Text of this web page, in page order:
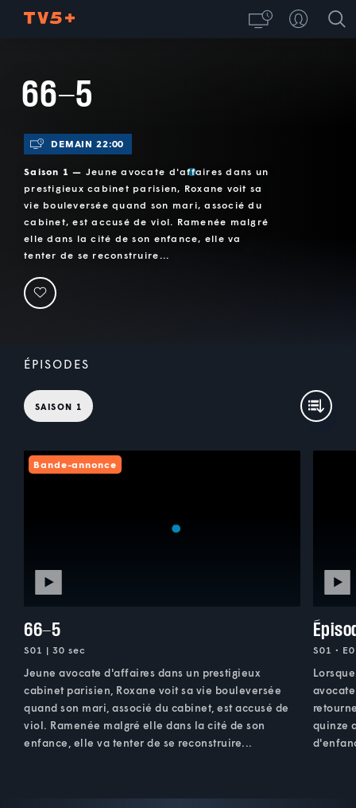
66-5
DEMAIN 22:00
Saison 1 — Jeune avocate d'affaires dans un
prestigieux cabinet parisien, Roxane voit sa
vie bouleversée quand son mari, associé du
cabinet, est accusé de viol. Ramenée malgré
elle dans la cité de son enfance, elle va
tenter de se reconstruire...
ÉPISODES
SAISON 1
Bande-annonce
66-5
S01 | 30 sec
Jeune avocate d'affaires dans un prestigieux
cabinet parisien, Roxane voit sa vie bouleversée
quand son mari, associé du cabinet, est accusé de
viol. Ramenée malgré elle dans la cité de son
enfance, elle va tenter de se reconstruire...
S01 •
quinze